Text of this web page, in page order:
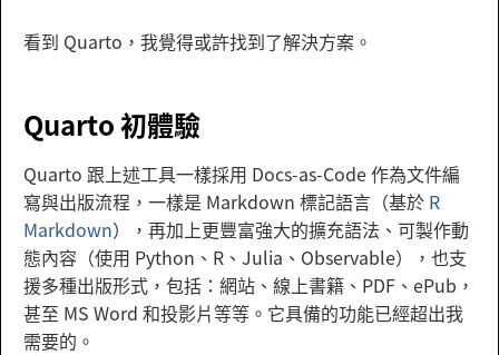
看到 Quarto，我覺得或許找到了解決方案。
Quarto 初體驗
Quarto 跟上述工具一樣採用 Docs-as-Code 作為文件編
寫與出版流程，一樣是 Markdown 標記語言（基於 R
Markdown），再加上更豐富強大的擴充語法、可製作動
態內容（使用 Python、R、Julia、Observable），也支
援多種出版形式，包括：網站、線上書籍、PDF、ePub，
甚至 MS Word 和投影片等等。它具備的功能已經超出我
需要的。